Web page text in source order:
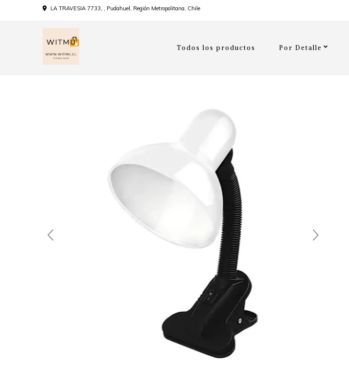
LA TRAVESIA 7733, , Pudahuel, Región Metropolitana, Chile
Todos los productos Por Detalle